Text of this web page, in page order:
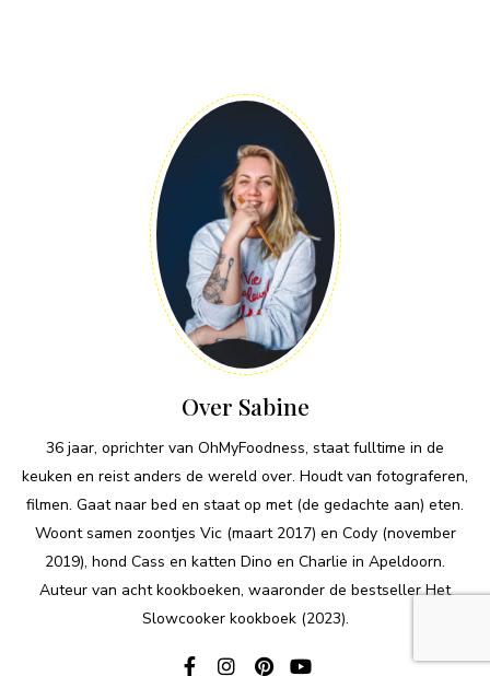
Over Sabine
36 jaar, oprichter van OhMyFoodness, staat fulltime in de
keuken en reist anders de wereld over. Houdt van fotograferen,
filmen. Gaat naar bed en staat op met (de gedachte aan) eten.
Woont samen zoontjes Vic (maart 2017) en Cody (november
2019), hond Cass en katten Dino en Charlie in Apeldoorn.
Auteur van acht kookboeken, waaronder de bestseller Het
Slowcooker kookboek (2023).